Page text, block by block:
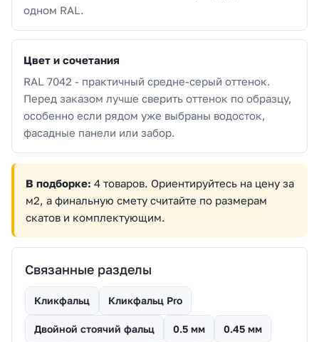
одном RAL.
Цвет и сочетания
RAL 7042 - практичный средне-серый оттенок.
Перед заказом лучше сверить оттенок по образцу,
особенно если рядом уже выбраны водосток,
фасадные панели или забор.
В подборке: 4 товаров. Ориентируйтесь на цену за
м2, а финальную смету считайте по размерам
скатов и комплектующим.
Связанные разделы
Кликфальц Кликфальц Pro
Двойной стоячий фальц 0.5 мм 0.45 мм